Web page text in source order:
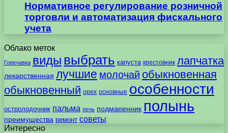
Нормативное регулирование розничной
торговли и автоматизация фискального
учета
Облако меток
Горечавка виды выбрать капуста крестовник лапчатка
лекарственная лучшие молочай обыкновенная
обыкновенный орех основные особенности
остролодочник пальма печь подмаренник полынь
преимущества ремонт советы
Интересно